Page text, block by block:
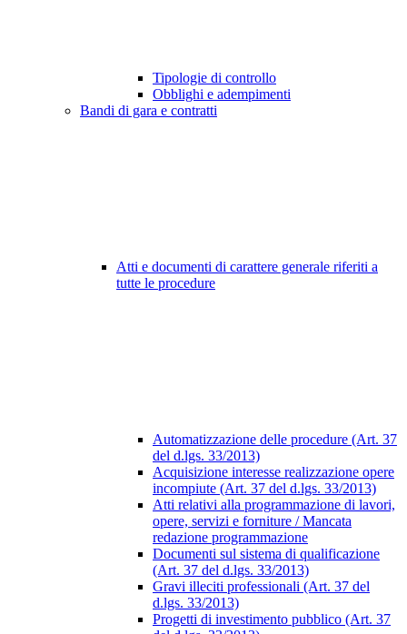
Tipologie di controllo
Obblighi e adempimenti
Bandi di gara e contratti
Atti e documenti di carattere generale riferiti a
tutte le procedure
Automatizzazione delle procedure (Art. 37
del d.lgs. 33/2013)
Acquisizione interesse realizzazione opere
incompiute (Art. 37 del d.lgs. 33/2013)
Atti relativi alla programmazione di lavori,
opere, servizi e forniture / Mancata
redazione programmazione
Documenti sul sistema di qualificazione
(Art. 37 del d.lgs. 33/2013)
Gravi illeciti professionali (Art. 37 del
d.lgs. 33/2013)
Progetti di investimento pubblico (Art. 37